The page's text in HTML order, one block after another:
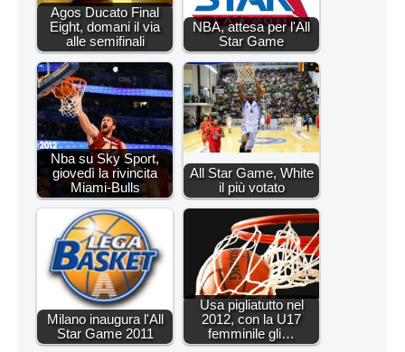
Agos Ducato Final
Eight, domani il via
alle semifinali
NBA, attesa per l'All
Star Game
Nba su Sky Sport,
giovedì la rivincita
Miami-Bulls
All Star Game, White
il più votato
Milano inaugura l'All
Star Game 2011
Usa pigliatutto nel
2012, con la U17
femminile gli…